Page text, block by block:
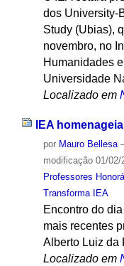
dos University-
Study (Ubias),
novembro, no
Humanidades
Universidade
Localizado em
IEA
por Mauro Bellesa
modificação01/02/
Professores
Transforma IEA
Encontro do
mais recentes
Alberto Luiz da
Localizado em